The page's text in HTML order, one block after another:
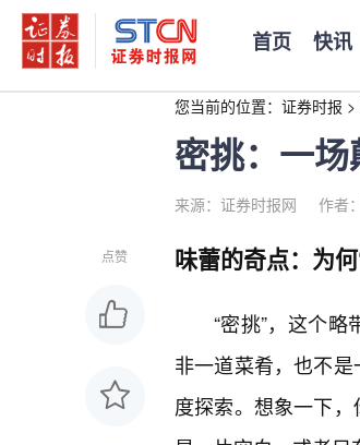
首页 快讯
您当前的位置： 证券时报 >
密挑：一
来源：证券时报网 作者
点赞 味蕾的奇点：为
“密挑”，这个
非一道菜肴，也不
度探索。想象一下